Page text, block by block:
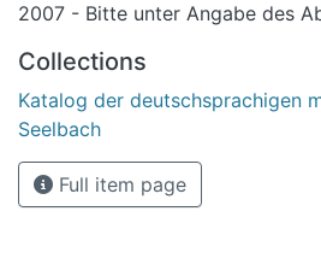
2007 - Bitte unter Angabe des
Collections
Katalog der deutschsprachigen
Seelbach
Full item page